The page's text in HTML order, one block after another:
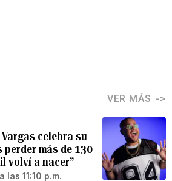
VER MÁS
celebra su
más de 130
volví a nacer”
11:10 p.m.